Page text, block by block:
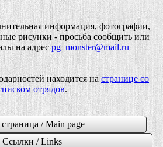
информация, фотографии,
рисунки - просьба сообщить или
на адресpg_monster@mail.ru
находится настранице со
отрядов.
страница / Main page
Ссылки / Links